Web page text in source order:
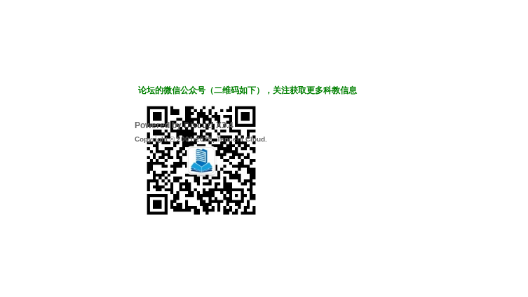
论坛的微信公众号（二维码如下），关注获取更多科教信息
Powered byDiscuz! X3.4
Copyright © 2001-2022, Tencent Cloud.